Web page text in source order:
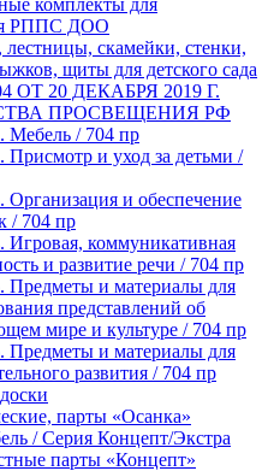
комплекты для
РППС ДОО
скамейки, стенки,
щиты для детского сада
ОТ 20 ДЕКАБРЯ 2019 Г.
ПРОСВЕЩЕНИЯ РФ
Мебель / 704 пр
Присмотр и уход за детьми /
Организация и обеспечение
/ 704 пр
Игровая, коммуникативная
и развитие речи / 704 пр
Предметы и материалы для
представлений об
мире и культуре / 704 пр
Предметы и материалы для
развития / 704 пр
парты «Осанка»
/ Серия Концепт/Экстра
парты «Концепт»